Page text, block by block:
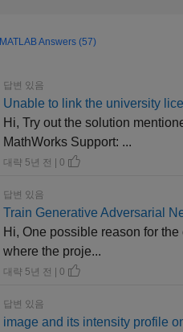
MATLAB Answers (57)
답변 있음
Unable to link the university
Hi, Try out the solution
MathWorks Support: ...
대략 5년 전 | 0
답변 있음
Train Generative Adversarial
Hi, One possible reason for
where the proje...
대략 5년 전 | 0
답변 있음
image and its intensity profile